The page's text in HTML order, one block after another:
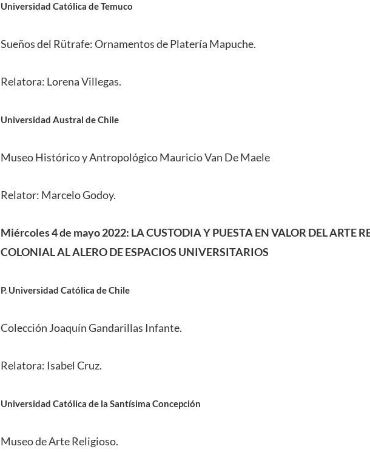
Universidad Católica de Temuco
Sueños del Rütrafe: Ornamentos de Platería Mapuche.
Relatora: Lorena Villegas.
Universidad Austral de Chile
Museo Histórico y Antropológico Mauricio Van De Maele
Relator: Marcelo Godoy.
Miércoles 4 de mayo 2022: LA CUSTODIA Y PUESTA EN VALOR DEL ARTE
COLONIAL AL ALERO DE ESPACIOS UNIVERSITARIOS
P. Universidad Católica de Chile
Colección Joaquín Gandarillas Infante.
Relatora: Isabel Cruz.
Universidad Católica de la Santísima Concepción
Museo de Arte Religioso.